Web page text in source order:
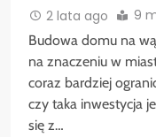
2 lata ago 9
Budowa domu na
na znaczeniu w
coraz bardziej
czy taka inwestycja
się z…